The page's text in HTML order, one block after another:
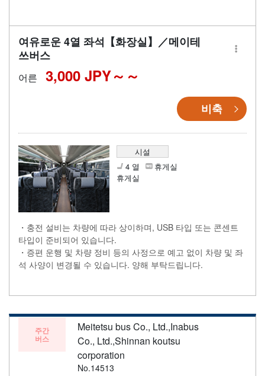
여유로운 4열 좌석【화장실】／메이테
쓰버스
어른 3,000 JPY～
비축
시설
4 열
휴게실
휴게실
・충전 설비는 차량에 따라 상이하며, USB 타입 또는 콘센트
타입이 준비되어 있습니다.
・증편 운행 및 차량 정비 등의 사정으로 예고 없이 차량 및 좌
석 사양이 변경될 수 있습니다. 양해 부탁드립니다.
주간
버스
Meitetsu bus Co., Ltd.,Inabus
Co., Ltd.,Shinnan koutsu
corporation
No.14513